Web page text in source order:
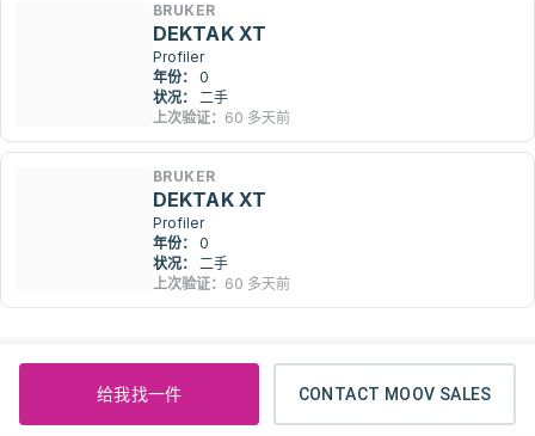
BRUKER
DEKTAK XT
Profiler
年份：
0
状况：
二手
上次验证： 60 多天前
BRUKER
DEKTAK XT
Profiler
年份：
0
状况：
二手
上次验证： 60 多天前
给我找一件 CONTACT MOOV SALES